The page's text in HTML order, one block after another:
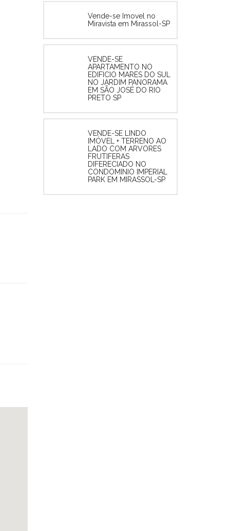
Vende-se Imovel no
Miravista em Mirassol-SP
VENDE-SE
APARTAMENTO NO
EDIFICIO MARES DO SUL
NO JARDIM PANORAMA
EM SÃO JOSÉ DO RIO
PRETO SP
VENDE-SE LINDO
IMÓVEL + TERRENO AO
LADO COM ARVORES
FRUTIFERAS
DIFERECIADO NO
CONDOMINIO IMPERIAL
PARK EM MIRASSOL-SP